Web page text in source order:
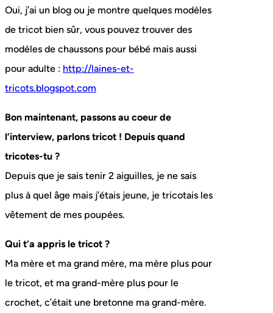
Oui, j’ai un blog ou je montre quelques modèles
de tricot bien sûr, vous pouvez trouver des
modèles de chaussons pour bébé mais aussi
pour adulte : http://laines-et-
tricots.blogspot.com
Bon maintenant, passons au coeur de
l’interview, parlons tricot ! Depuis quand
tricotes-tu ?
Depuis que je sais tenir 2 aiguilles, je ne sais
plus à quel âge mais j’étais jeune, je tricotais les
vêtement de mes poupées.
Qui t’a appris le tricot ?
Ma mère et ma grand mère, ma mère plus pour
le tricot, et ma grand-mère plus pour le
crochet, c’était une bretonne ma grand-mère.